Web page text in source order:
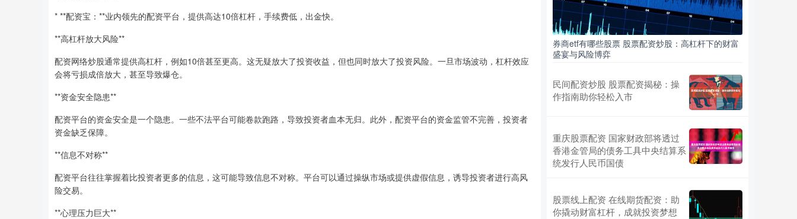
* **配资宝：**业内领先的配资平台，提供高达10倍杠杆，手续费低，出金快。
**高杠杆放大风险**
配资网络炒股通常提供高杠杆，例如10倍甚至更高。这无疑放大了投资收益，但也同时放大了投资风险。一旦市场波动，杠杆效应
会将亏损成倍放大，甚至导致爆仓。
**资金安全隐患**
配资平台的资金安全是一个隐患。一些不法平台可能卷款跑路，导致投资者血本无归。此外，配资平台的资金监管不完善，投资者
资金缺乏保障。
**信息不对称**
配资平台往往掌握着比投资者更多的信息，这可能导致信息不对称。平台可以通过操纵市场或提供虚假信息，诱导投资者进行高风
险交易。
**心理压力巨大**
券商etf有哪些股票 股票配资炒股：高杠杆下的财富
盛宴与风险博弈
民间配资炒股 股票配资揭秘：操
作指南助你轻松入市
重庆股票配资 国家财政部将透过
香港金管局的债务工具中央结算系
统发行人民币国债
股票线上配资 在线期货配资：助
你撬动财富杠杆，成就投资梦想